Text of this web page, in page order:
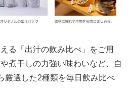
る「出汁の飲み比べ」をご用
煮干しの力強い味わいなど、自
厳選した2種類を毎日飲み比べ